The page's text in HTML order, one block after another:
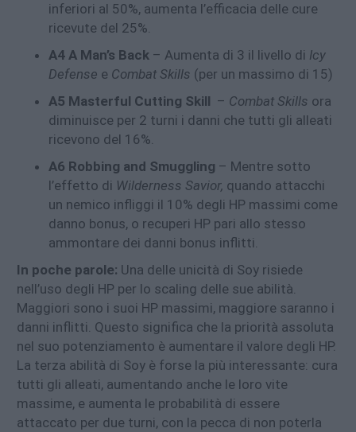
inferiori al 50%, aumenta l’efficacia delle cure
ricevute del 25%.
A4 A Man’s Back – Aumenta di 3 il livello di Icy
Defense e Combat Skills (per un massimo di 15)
A5 Masterful Cutting Skill – Combat Skills ora
diminuisce per 2 turni i danni che tutti gli alleati
ricevono del 16%.
A6 Robbing and Smuggling – Mentre sotto
l’effetto di Wilderness Savior, quando attacchi
un nemico infliggi il 10% degli HP massimi come
danno bonus, o recuperi HP pari allo stesso
ammontare dei danni bonus inflitti.
In poche parole: Una delle unicità di Soy risiede
nell’uso degli HP per lo scaling delle sue abilità.
Maggiori sono i suoi HP massimi, maggiore saranno i
danni inflitti. Questo significa che la priorità assoluta
nel suo potenziamento è aumentare il valore degli HP.
La terza abilità di Soy è forse la più interessante: cura
tutti gli alleati, aumentando anche le loro vite
massime, e aumenta le probabilità di essere
attaccato per due turni, con la pecca di non poterla